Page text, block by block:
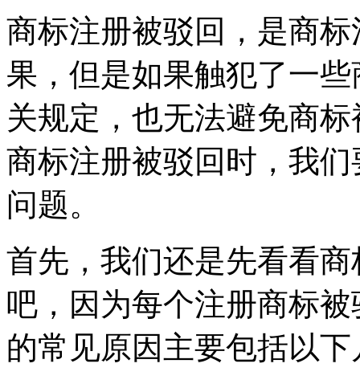
商标注册被驳回，是商
果，但是如果触犯了一
关规定，也无法避免商
商标注册被驳回时，我
问题。
首先，我们还是先看看
吧，因为每个注册商标
的常见原因主要包括以下